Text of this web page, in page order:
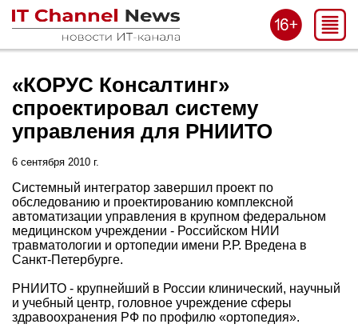
«КОРУС Консалтинг»
спроектировал систему
управления для РНИИТО
6 сентября 2010 г.
Системный интегратор завершил проект по
обследованию и проектированию комплексной
автоматизации управления в крупном федеральном
медицинском учреждении - Российском НИИ
травматологии и ортопедии имени Р.Р. Вредена в
Санкт-Петербурге.
РНИИТО - крупнейший в России клинический, научный
и учебный центр, головное учреждение сферы
здравоохранения РФ по профилю «ортопедия».